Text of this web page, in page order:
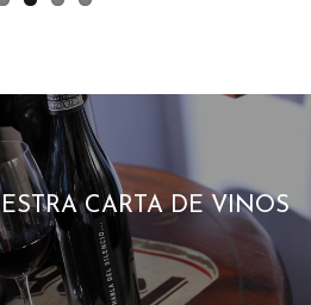
CARTA DE VINOS